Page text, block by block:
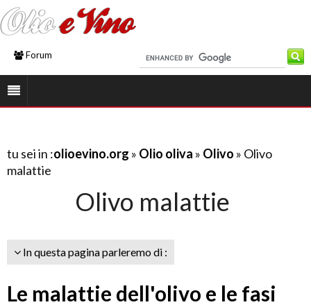
Forum
tu sei in :olioevino.org » Olio oliva » Olivo » Olivo
malattie
Olivo malattie
In questa pagina parleremo di :
Le malattie dell'olivo e le fasi